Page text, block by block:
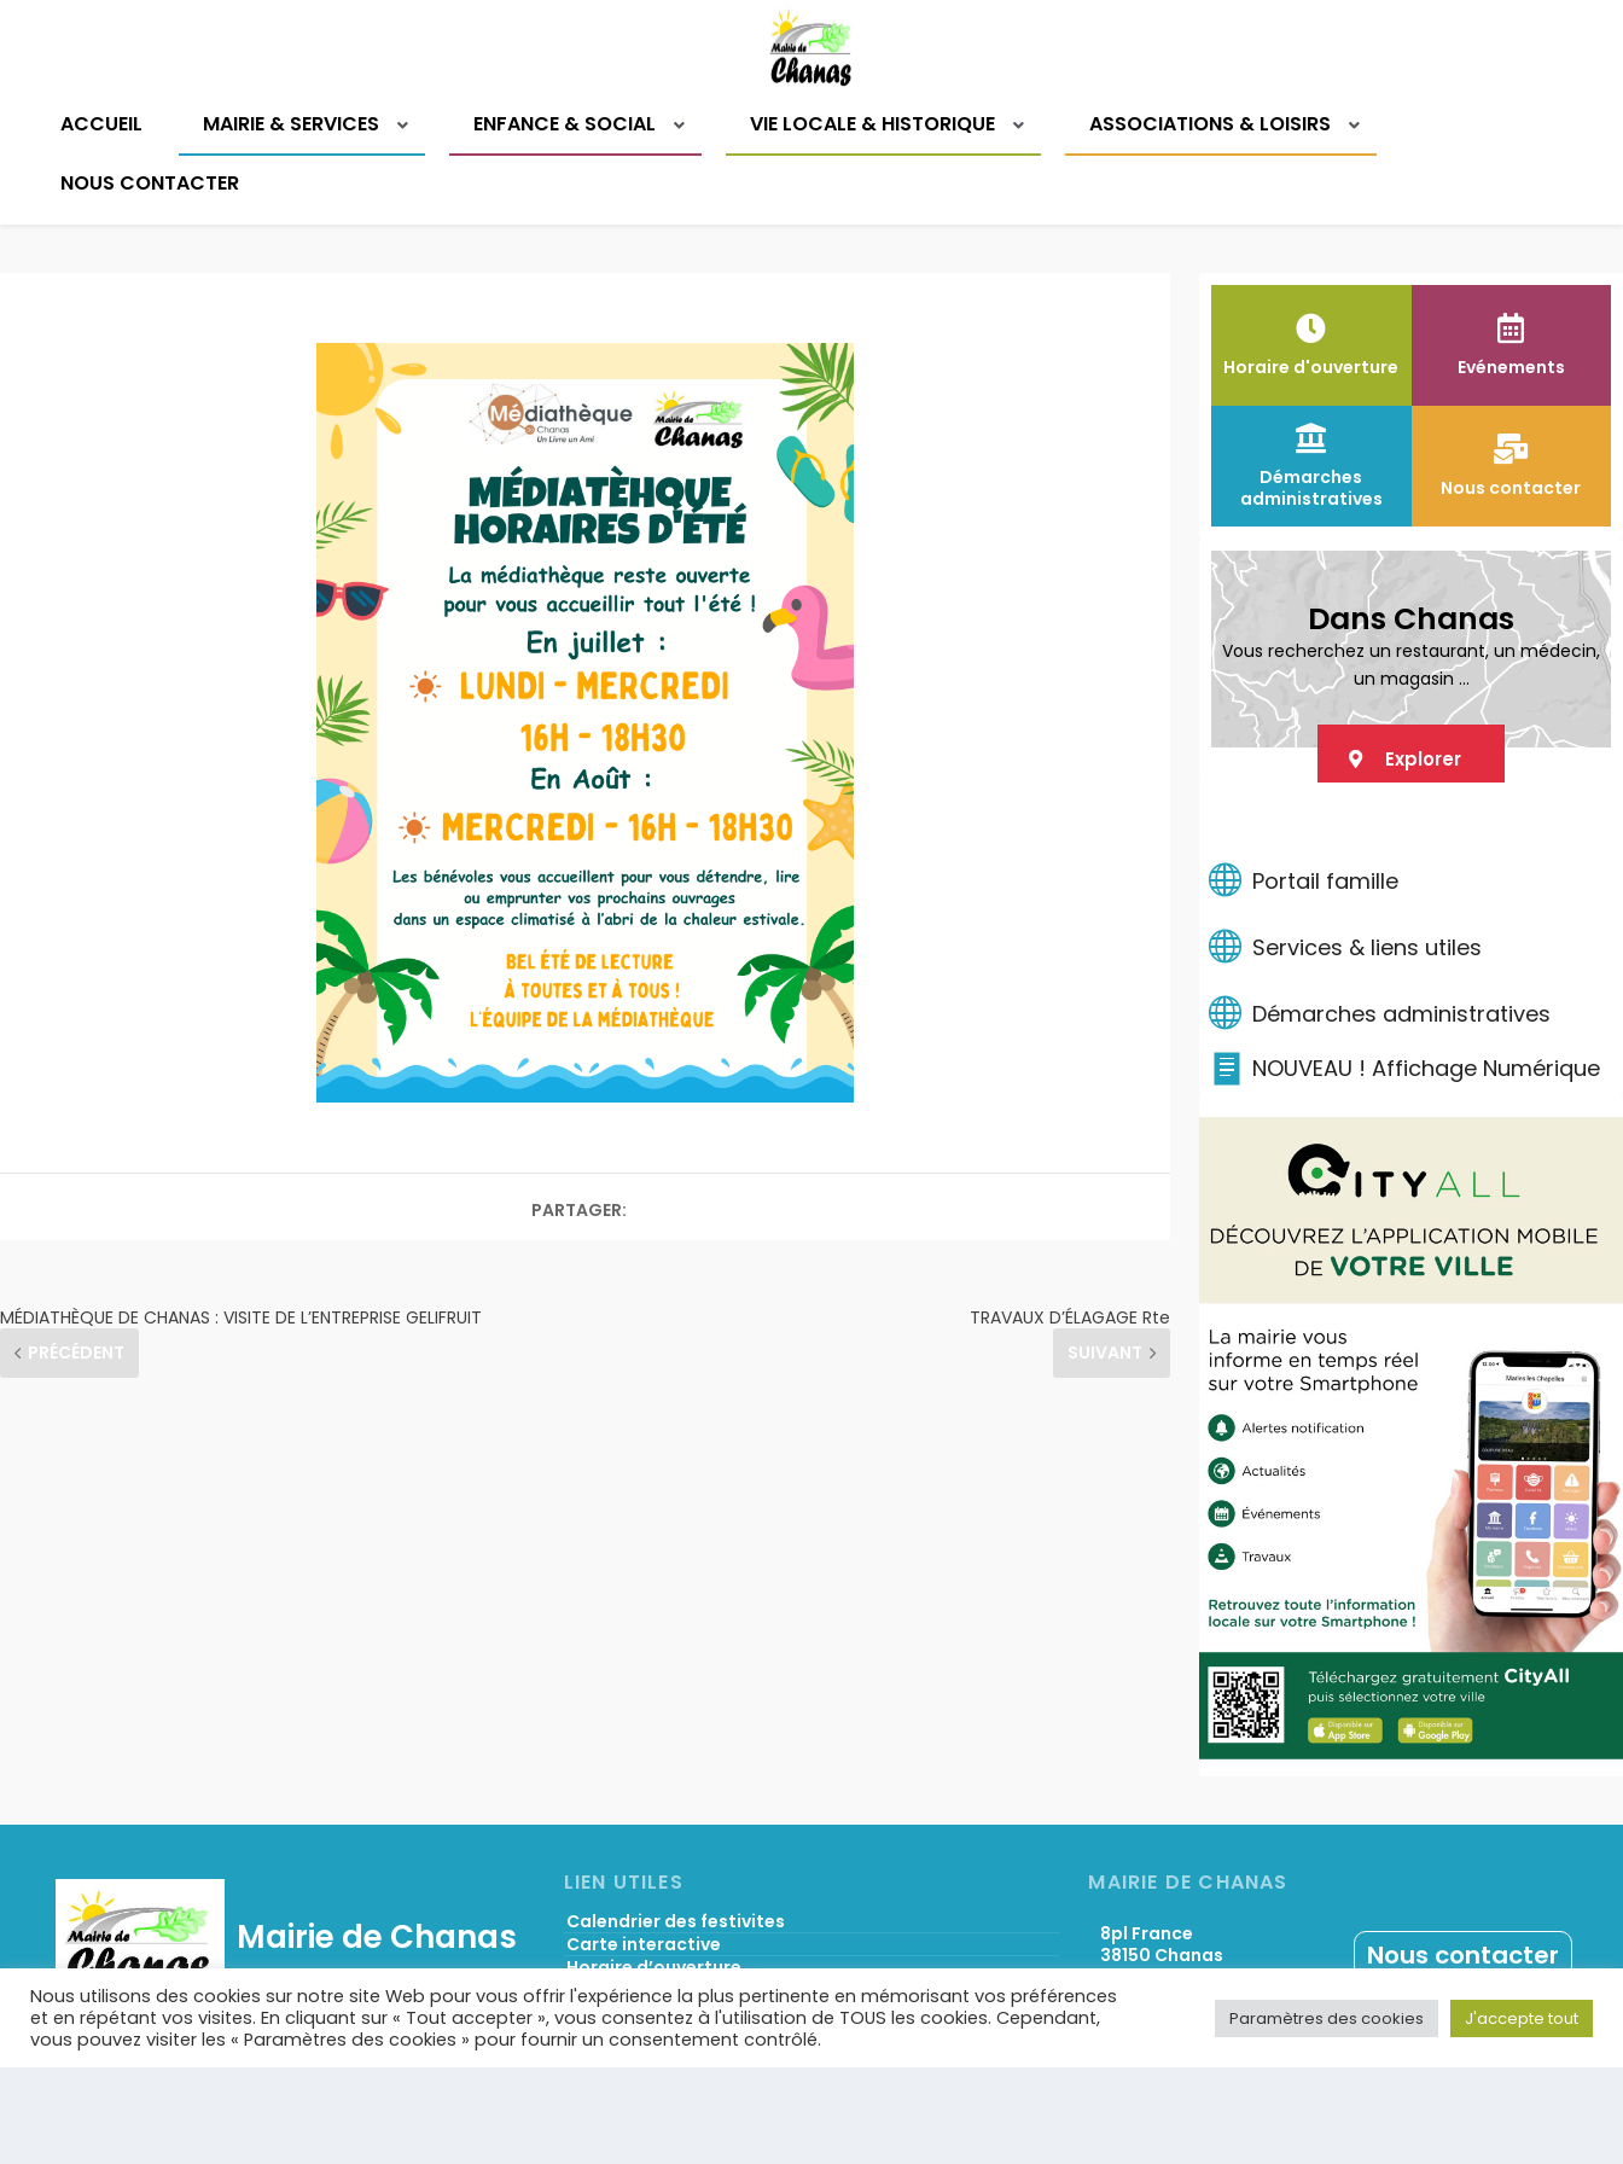
ACCUEIL MAIRIE & SERVICES ENFANCE & SOCIAL VIE LOCALE & HISTORIQUE ASSOCIATIONS & LOISIRS
NOUS CONTACTER
PARTAGER:
MÉDIATHÈQUE DE CHANAS : VISITE DE L’ENTREPRISE GELIFRUIT
PRÉCÉDENT
TRAVAUX D’ÉLAGAGE Rte
SUIVANT
Horaire d'ouverture Evénements
Démarches
administratives
Nous contacter
Dans Chanas
Vous recherchez un restaurant, un médecin,
un magasin ...
Explorer
Portail famille
Services & liens utiles
Démarches administratives
NOUVEAU ! Affichage Numérique
Mairie de Chanas
Chanas est une commune française située dans le
département de l'Isère en région Auvergne-Rhône-
LIEN UTILES
Calendrier des festivites
Carte interactive
Horaire d’ouverture
Services municipaux & liens utiles
Démarches administratives
Portail famille
MAIRIE DE CHANAS
8pl France
38150 Chanas
0474843377
Nous contacter
Nous utilisons des cookies sur notre site Web pour vous offrir l'expérience la plus pertinente en mémorisant vos préférences
et en répétant vos visites. En cliquant sur « Tout accepter », vous consentez à l'utilisation de TOUS les cookies. Cependant,
vous pouvez visiter les « Paramètres des cookies » pour fournir un consentement contrôlé.
Paramètres des cookies J'accepte tout